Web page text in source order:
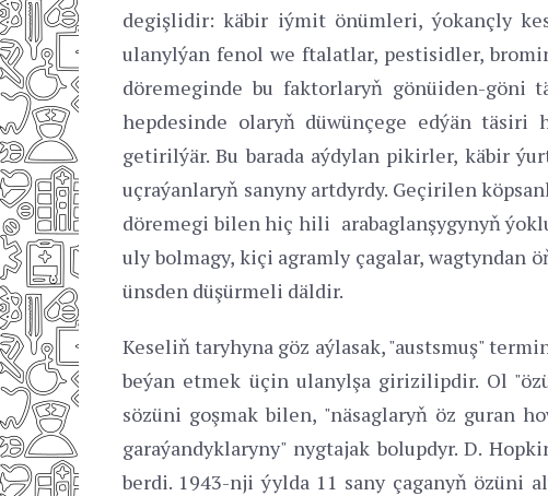
degişlidir: käbir iýmit önümleri, ýokançly
ulanylýan fenol we ftalatlar, pestisidler,
döremeginde bu faktorlaryň gönüiden-
hepdesinde olaryň düwünçege edýän täsiri
getirilýär. Bu barada aýdylan pikirler, käbir
uçraýanlaryň sanyny artdyrdy. Geçirilen
döremegi bilen hiç hili arabaglanşygynyň
uly bolmagy, kiçi agramly çagalar, wagtyndan
ünsden düşürmeli däldir.
Keseliň taryhyna göz aýlasak, "austsmuş"
beýan etmek üçin ulanylşa girizilipdir. Ol
sözüni goşmak bilen, "näsaglaryň öz guran
garaýandyklaryny" nygtajak bolupdyr. D.
berdi. 1943-nji ýylda 11 sany çaganyň özüni